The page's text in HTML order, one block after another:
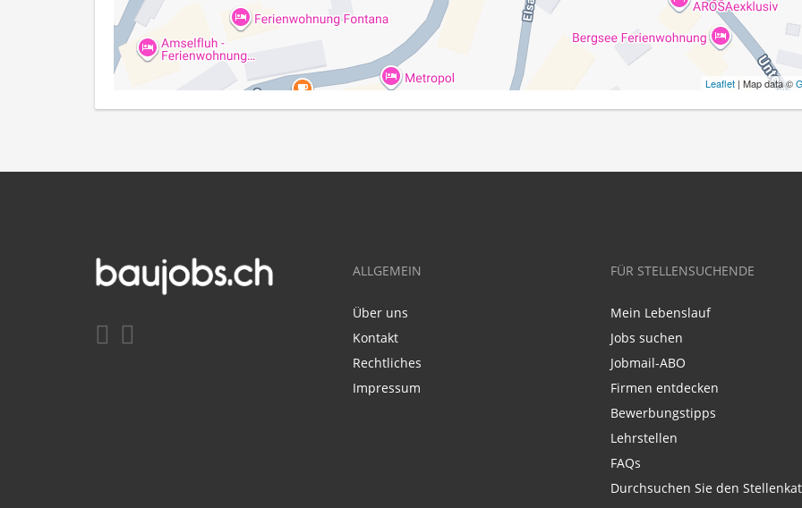
Leaflet | Map data ©
ALLGEMEIN
Über uns
Kontakt
Rechtliches
Impressum
FÜR STELLENSUCHENDE
Mein Lebenslauf
Jobs suchen
Jobmail-ABO
Firmen entdecken
Bewerbungstipps
Lehrstellen
FAQs
Durchsuchen Sie den